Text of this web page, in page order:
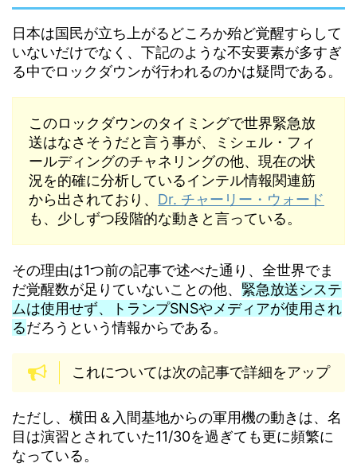
日本は国民が立ち上がるどころか殆ど覚醒すらして
いないだけでなく、下記のような不安要素が多すぎ
る中でロックダウンが行われるのかは疑問である。
このロックダウンのタイミングで世界緊急放
送はなさそうだと言う事が、ミシェル・フィ
ールディングのチャネリングの他、現在の状
況を的確に分析しているインテル情報関連筋
から出されており、 Dr. チャーリー・ウォード
も、少しずつ段階的な動きと言っている。
その理由は1つ前の記事で述べた通り、全世界でま
だ覚醒数が足りていないことの他、 緊急放送システ
ムは使用せず、トランプSNSやメディアが使用され
るだろうという情報からである。
これについては次の記事で詳細をアップ
ただし、横田＆入間基地からの軍用機の動きは、名
目は演習とされていた11/30を過ぎても更に頻繁に
なっている。